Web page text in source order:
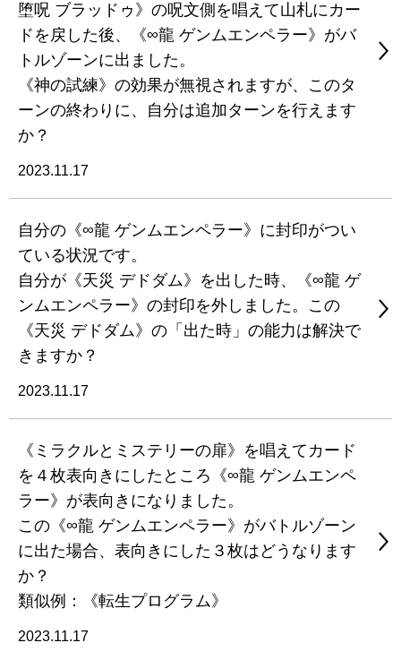
堕呪 ブラッドゥ》の呪文側を唱えて山札にカー
ドを戻した後、《∞龍 ゲンムエンペラー》がバ
トルゾーンに出ました。
《神の試練》の効果が無視されますが、このタ
ーンの終わりに、自分は追加ターンを行えます
か？
2023.11.17
自分の《∞龍 ゲンムエンペラー》に封印がつい
ている状況です。
自分が《天災 デドダム》を出した時、《∞龍 ゲ
ンムエンペラー》の封印を外しました。この
《天災 デドダム》の「出た時」の能力は解決で
きますか？
2023.11.17
《ミラクルとミステリーの扉》を唱えてカード
を４枚表向きにしたところ《∞龍 ゲンムエンペ
ラー》が表向きになりました。
この《∞龍 ゲンムエンペラー》がバトルゾーン
に出た場合、表向きにした３枚はどうなります
か？
類似例：《転生プログラム》
2023.11.17